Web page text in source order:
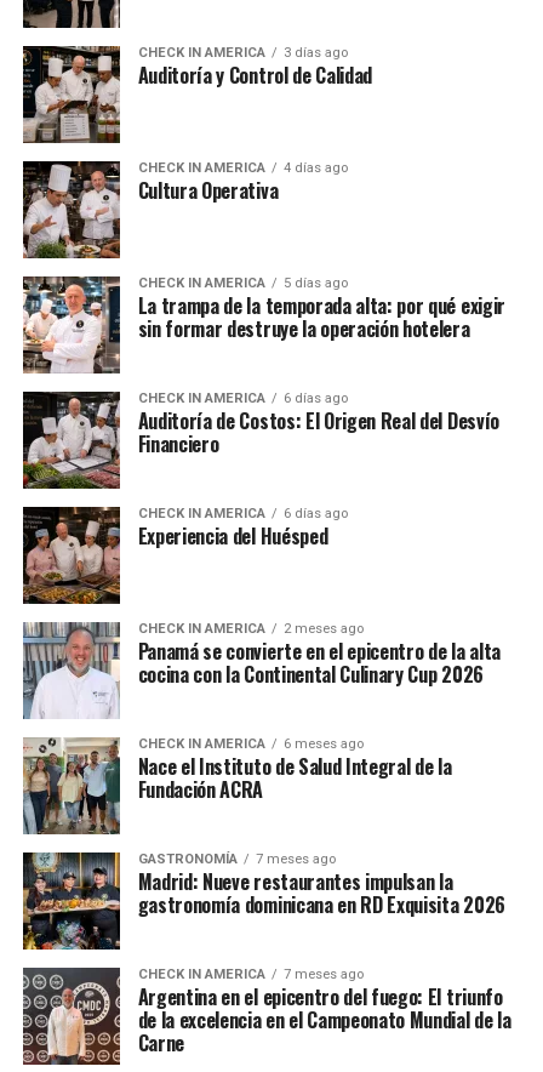
CHECK IN AMERICA 3 días ago
Auditoría y Control de Calidad
CHECK IN AMERICA 4 días ago
Cultura Operativa
CHECK IN AMERICA 5 días ago
La trampa de la temporada alta: por qué exigir
sin formar destruye la operación hotelera
CHECK IN AMERICA 6 días ago
Auditoría de Costos: El Origen Real del Desvío
Financiero
CHECK IN AMERICA 6 días ago
Experiencia del Huésped
CHECK IN AMERICA 2 meses ago
Panamá se convierte en el epicentro de la alta
cocina con la Continental Culinary Cup 2026
CHECK IN AMERICA 6 meses ago
Nace el Instituto de Salud Integral de la
Fundación ACRA
GASTRONOMÍA 7 meses ago
Madrid: Nueve restaurantes impulsan la
gastronomía dominicana en RD Exquisita 2026
CHECK IN AMERICA 7 meses ago
Argentina en el epicentro del fuego: El triunfo
de la excelencia en el Campeonato Mundial de la
Carne